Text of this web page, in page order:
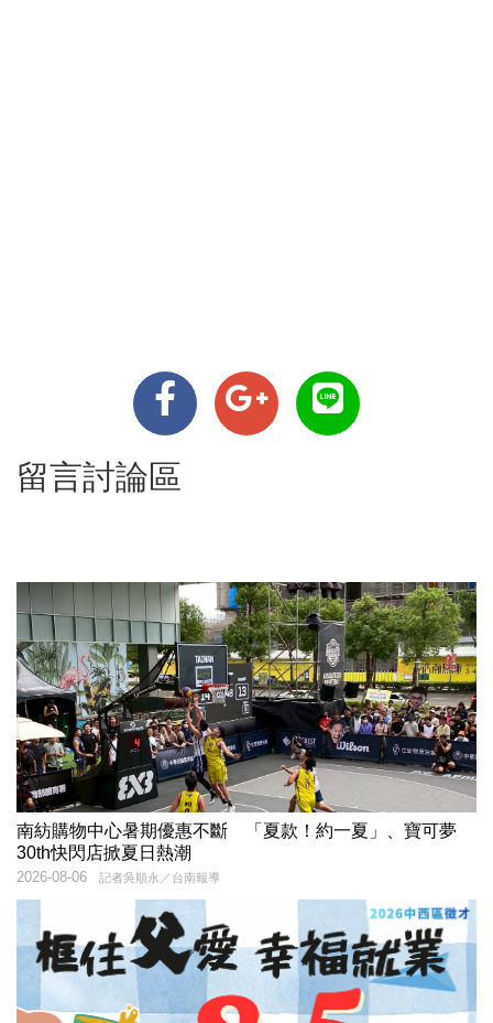
留言討論區
南紡購物中心暑期優惠不斷 「夏款！約一夏」、寶可夢
30th快閃店掀夏日熱潮
記者吳順永／台南報導
2026-08-06